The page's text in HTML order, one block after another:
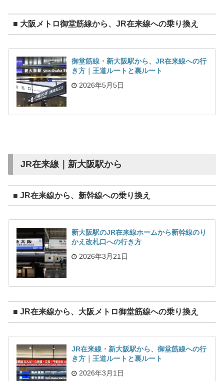
■ 大阪メトロ御堂筋線から、JR在来線への乗り換え
御堂筋線・新大阪駅から、JR在来線への行
き方｜王道ルートと裏ルート
2026年5月5日
JR在来線｜新大阪駅から
■ JR在来線から、新幹線への乗り換え
新大阪駅のJR在来線ホームから新幹線のり
かえ改札口への行き方
2026年3月21日
■ JR在来線から、大阪メトロ御堂筋線への乗り換え
JR在来線・新大阪駅から、御堂筋線への行
き方｜王道ルートと裏ルート
2026年3月1日